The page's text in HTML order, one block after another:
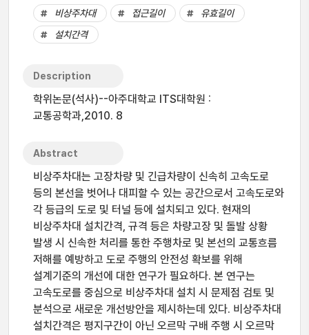
비상주차대 접근길이
유효길이
설치간격
Description
학위논문(석사)--아주대학교 ITS대학원 :
교통공학과,2010. 8
Abstract
비상주차대는 고장차량 및 긴급차량이 신속히 고속도로
등의 본선을 벗어나 대피할 수 있는 공간으로서 고속도로와
각 등급의 도로 및 터널 등에 설치되고 있다. 현재의
비상주차대 설치간격, 규격 등은 차량고장 및 돌발 상황
발생 시 신속한 처리를 통한 주행차로 및 본선의 교통흐름
저해를 예방하고 도로 주행의 안전성 확보를 위해
설계기준의 개선에 대한 연구가 필요하다. 본 연구는
고속도로를 중심으로 비상주차대 설치 시 문제점 검토 및
분석으로 새로운 개선방안을 제시하는데 있다. 비상주차대
설치간격은 평지구간이 아닌 오르막 구배 주행 시 오르막